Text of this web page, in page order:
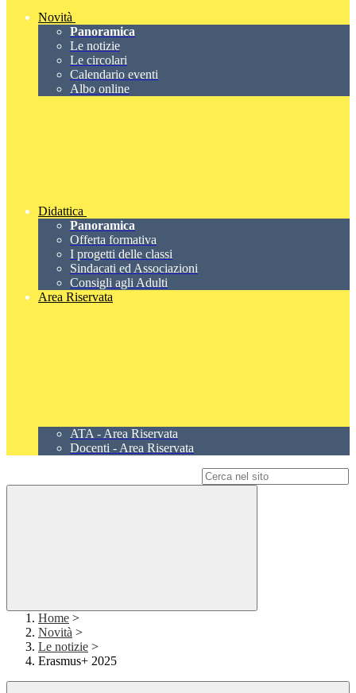
Novità
Panoramica
Le notizie
Le circolari
Calendario eventi
Albo online
Didattica
Panoramica
Offerta formativa
I progetti delle classi
Sindacati ed Associazioni
Consigli agli Adulti
Area Riservata
ATA - Area Riservata
Docenti - Area Riservata
Home >
Novità >
Le notizie >
Erasmus+ 2025